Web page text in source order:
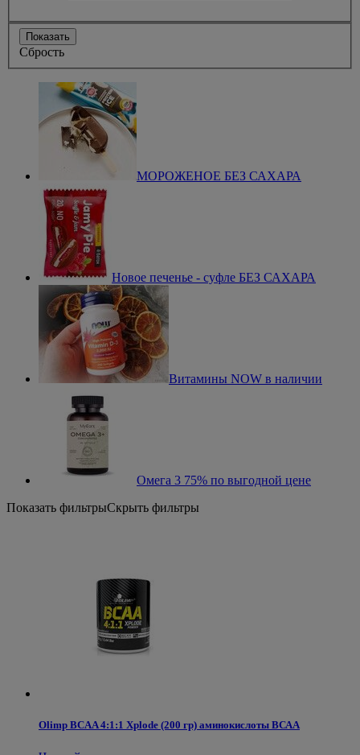
Показать
Сбрость
МОРОЖЕНОЕ БЕЗ САХАРА
Новое печенье - суфле БЕЗ САХАРА
Витамины NOW в наличии
Омега 3 75% по выгодной цене
Показать фильтрыСкрыть фильтры
Olimp BCAA 4:1:1 Xplode (200 гр) аминокислоты ВСАА